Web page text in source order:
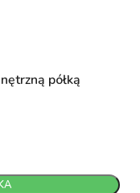
półką